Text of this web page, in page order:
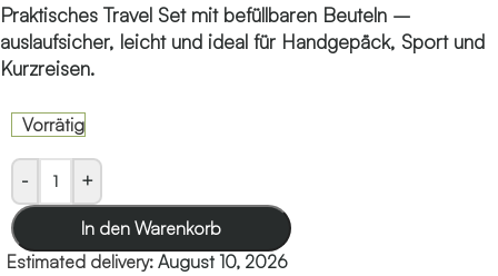
Praktisches Travel Set mit befüllbaren Beuteln –
auslaufsicher, leicht und ideal für Handgepäck, Sport und
Kurzreisen.
Vorrätig
- +
In den Warenkorb
Estimated delivery: August 10, 2026